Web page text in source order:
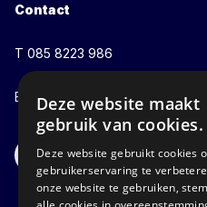
Contact
T 085 8223 986
E info@whalerecycling.com
Deze website maakt
gebruik van cookies.
Deze website gebruikt cookies
gebruikerservaring te
onze website te gebruiken,